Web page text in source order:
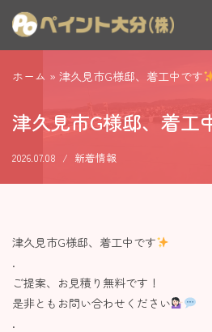
テ
ツ
ス
キ
ホーム » 津久見市G様邸、着工中です
津久見市G様邸、着工
2026.07.08 新着情報
津久見市G様邸、着工中です
.
ご提案、お見積り無料です！
是非ともお問い合わせください
.